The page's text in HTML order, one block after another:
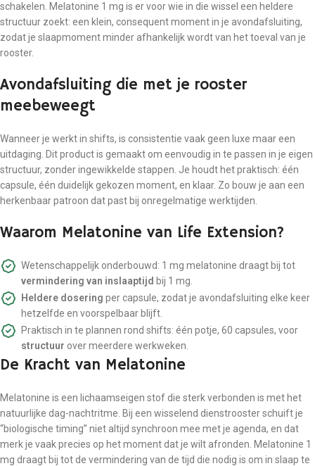
schakelen. Melatonine 1 mg is er voor wie in die wissel een heldere
structuur zoekt: een klein, consequent moment in je avondafsluiting,
zodat je slaapmoment minder afhankelijk wordt van het toeval van je
rooster.
Avondafsluiting die met je rooster
meebeweegt
Wanneer je werkt in shifts, is consistentie vaak geen luxe maar een
uitdaging. Dit product is gemaakt om eenvoudig in te passen in je eigen
structuur, zonder ingewikkelde stappen. Je houdt het praktisch: één
capsule, één duidelijk gekozen moment, en klaar. Zo bouw je aan een
herkenbaar patroon dat past bij onregelmatige werktijden.
Waarom Melatonine van Life Extension?
Wetenschappelijk onderbouwd: 1 mg melatonine draagt bij tot
vermindering van inslaaptijd bij 1 mg.
Heldere dosering per capsule, zodat je avondafsluiting elke keer
hetzelfde en voorspelbaar blijft.
Praktisch in te plannen rond shifts: één potje, 60 capsules, voor
structuur over meerdere werkweken.
De Kracht van Melatonine
Melatonine is een lichaamseigen stof die sterk verbonden is met het
natuurlijke dag-nachtritme. Bij een wisselend dienstrooster schuift je
“biologische timing” niet altijd synchroon mee met je agenda, en dat
merk je vaak precies op het moment dat je wilt afronden. Melatonine 1
mg draagt bij tot de vermindering van de tijd die nodig is om in slaap te